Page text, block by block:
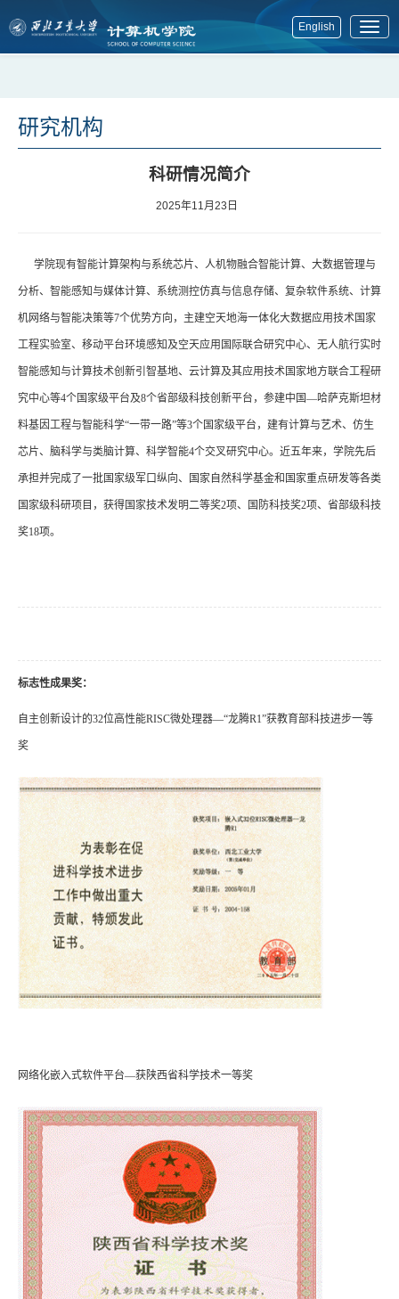
English
展
研究机构
科研情况简介
2025年11月23日
学院现有智能计算架构与系统芯片、人机物融合智能计算、大数据管理与
分析、智能感知与媒体计算、系统测控仿真与信息存储、复杂软件系统、计算
机网络与智能决策等7个优势方向，主建空天地海一体化大数据应用技术国家
工程实验室、移动平台环境感知及空天应用国际联合研究中心、无人航行实时
智能感知与计算技术创新引智基地、云计算及其应用技术国家地方联合工程研
究中心等4个国家级平台及8个省部级科技创新平台，参建中国—哈萨克斯坦材
料基因工程与智能科学“一带一路”等3个国家级平台，建有计算与艺术、仿生
芯片、脑科学与类脑计算、科学智能4个交叉研究中心。近五年来，学院先后
承担并完成了一批国家级军口纵向、国家自然科学基金和国家重点研发等各类
国家级科研项目，获得国家技术发明二等奖2项、国防科技奖2项、省部级科技
奖18项。
标志性成果奖：
自主创新设计的32位高性能RISC微处理器—“龙腾R1”获教育部科技进步一等
奖
网络化嵌入式软件平台—获陕西省科学技术一等奖